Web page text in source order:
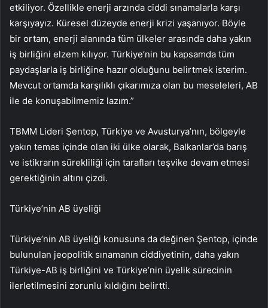
etkiliyor. Özellikle enerji arzında ciddi sınamalarla karşı
karşıyayız. Küresel düzeyde enerji krizi yaşanıyor. Böyle
bir ortam, enerji alanında tüm ülkeler arasında daha yakın
iş birliğini elzem kılıyor. Türkiye’nin bu kapsamda tüm
paydaşlarla iş birliğine hazır olduğunu belirtmek isterim.
Mevcut ortamda karşılıklı çıkarımıza olan bu meseleleri, AB
ile de konuşabilmemiz lazım.”
TBMM Lideri Şentop, Türkiye ve Avusturya’nın, bölgeyle
yakın temas içinde olan iki ülke olarak, Balkanlar’da barış
ve istikrarın sürekliliği için tarafları teşvike devam etmesi
gerektiğinin altını çizdi.
Türkiye’nin AB üyeliği
Türkiye’nin AB üyeliği konusuna da değinen Şentop, içinde
bulunulan jeopolitik sınamanın ciddiyetinin, daha yakın
Türkiye-AB iş birliğini ve Türkiye’nin üyelik sürecinin
ilerletilmesini zorunlu kıldığını belirtti.